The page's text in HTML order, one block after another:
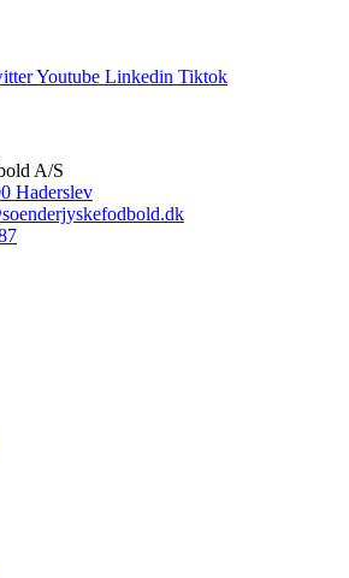
Youtube Linkedin Tiktok
A/S
Haderslev